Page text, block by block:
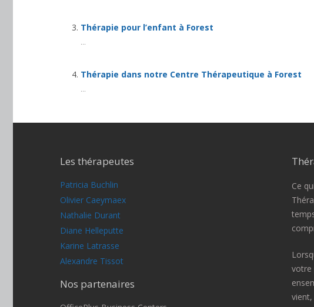
Thérapie pour l’enfant à Forest
...
Thérapie dans notre Centre Thérapeutique à Forest
...
Les thérapeutes
Patricia Buchlin
Olivier Caeymaex
Nathalie Durant
Diane Helleputte
Karine Latrasse
Alexandre Tissot
Nos partenaires
Ce
votre
vient,